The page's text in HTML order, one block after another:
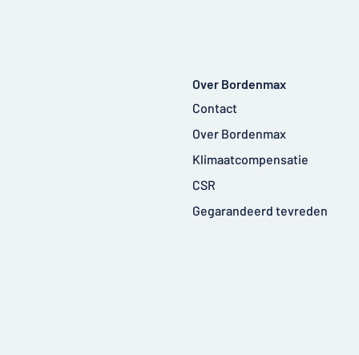
Over Bordenmax
Contact
Over Bordenmax
Klimaatcompensatie
CSR
Gegarandeerd tevreden